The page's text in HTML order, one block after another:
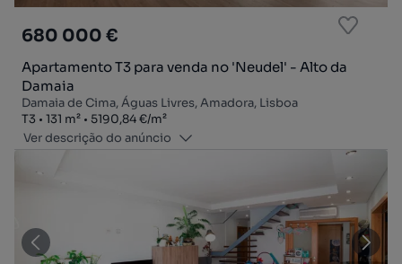
680 000 €
Apartamento T3 para venda no 'Neudel' - Alto da
Damaia
Damaia de Cima, Águas Livres, Amadora, Lisboa
Tipologia
T3
Zona131 m²
Preço por metro quadrado
5190,84 €/m²
Ver descrição do anúncio